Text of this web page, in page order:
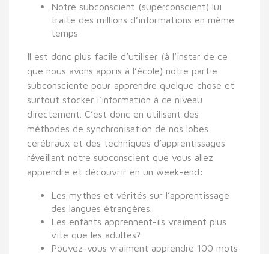
Notre subconscient (superconscient) lui
traite des millions d’informations en même
temps
Il est donc plus facile d’utiliser (à l’instar de ce
que nous avons appris à l’école) notre partie
subconsciente pour apprendre quelque chose et
surtout stocker l’information à ce niveau
directement. C’est donc en utilisant des
méthodes de synchronisation de nos lobes
cérébraux et des techniques d’apprentissages
réveillant notre subconscient que vous allez
apprendre et découvrir en un week-end:
Les mythes et vérités sur l’apprentissage
des langues étrangères.
Les enfants apprennent-ils vraiment plus
vite que les adultes?
Pouvez-vous vraiment apprendre 100 mots